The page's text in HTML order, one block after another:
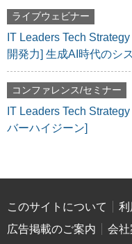
ライブウェビナー
IT Leaders Tech
開発力] 生成AI時代のシ
コンファレンス/セミナー
IT Leaders Tech
バーハイジーン]
このサイトについて 利
広告掲載のご案内
会社